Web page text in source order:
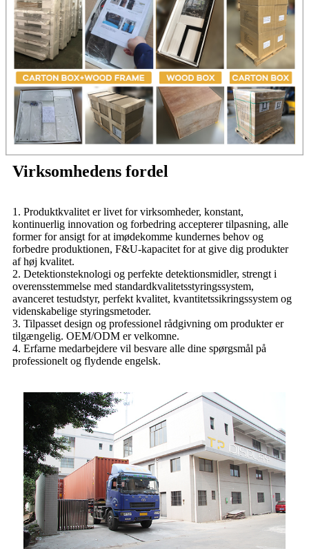
Virksomhedens fordel
1. Produktkvalitet er livet for virksomheder, konstant,
kontinuerlig innovation og forbedring accepterer tilpasning, alle
former for ansigt for at imødekomme kundernes behov og
forbedre produktionen, F&U-kapacitet for at give dig produkter
af høj kvalitet.
2. Detektionsteknologi og perfekte detektionsmidler, strengt i
overensstemmelse med standardkvalitetsstyringssystem,
avanceret testudstyr, perfekt kvalitet, kvantitetssikringssystem og
videnskabelige styringsmetoder.
3. Tilpasset design og professionel rådgivning om produkter er
tilgængelig. OEM/ODM er velkomne.
4. Erfarne medarbejdere vil besvare alle dine spørgsmål på
professionelt og flydende engelsk.